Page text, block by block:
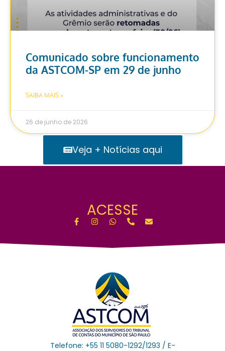
Comunicado sobre funcionamento
da ASTCOM-SP em 29 de junho
SAIBA MAIS »
26 de junho de 2026
Veja + Notícias aqui
ACESSE
Telefone: +55 11 5080-1292/1293 / E-